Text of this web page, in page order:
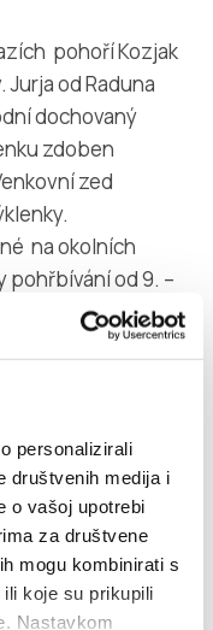
personalizirali
društvenih medija i
o vašoj upotrebi
za društvene
mogu kombinirati s
koje su prikupili
Nastavkom
pohoří Kozjak
od Raduna
dochovaný
zdoben
zed
na okolních
pohřbívání od 9. –
a předměty
v Muzeu města
(480) vede
jsou horské chaty
i počátečními
a Kaštelanské
vyhlídka
Velo i Malo